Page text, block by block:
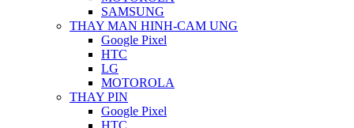
SAMSUNG
THAY MAN HINH-CAM UNG
Google Pixel
HTC
LG
MOTOROLA
THAY PIN
Google Pixel
HTC